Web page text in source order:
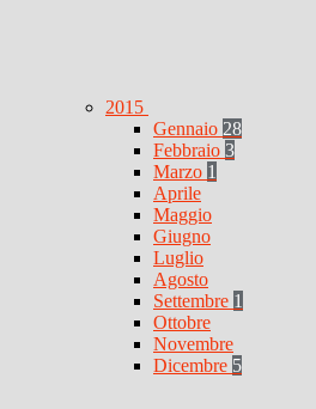
2015
Gennaio 28
Febbraio 3
Marzo 1
Aprile
Maggio
Giugno
Luglio
Agosto
Settembre 1
Ottobre
Novembre
Dicembre 5